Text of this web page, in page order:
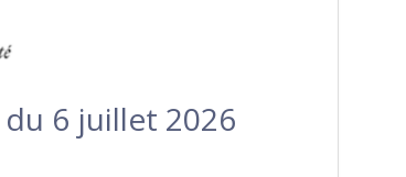
6 juillet 2026